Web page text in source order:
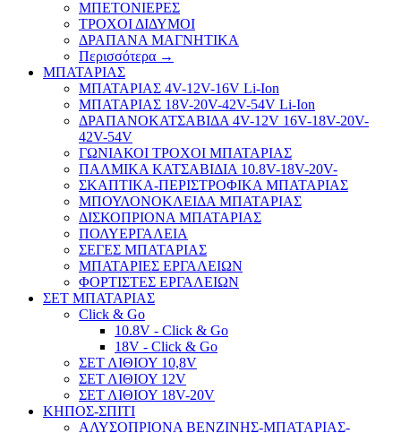
ΜΠΕΤΟΝΙΕΡΕΣ
ΤΡΟΧΟΙ ΔΙΔΥΜΟΙ
ΔΡΑΠΑΝΑ ΜΑΓΝΗΤΙΚΑ
Περισσότερα →
ΜΠΑΤΑΡΙΑΣ
ΜΠΑΤΑΡΙΑΣ 4V-12V-16V Li-Ion
ΜΠΑΤΑΡΙΑΣ 18V-20V-42V-54V Li-Ion
ΔΡΑΠΑΝΟΚΑΤΣΑΒΙΔΑ 4V-12V 16V-18V-20V-
42V-54V
ΓΩΝΙΑΚΟΙ ΤΡΟΧΟΙ ΜΠΑΤΑΡΙΑΣ
ΠΑΛΜΙΚΑ ΚΑΤΣΑΒΙΔΙΑ 10.8V-18V-20V-
ΣΚΑΠΤΙΚΑ-ΠΕΡΙΣΤΡΟΦΙΚΑ ΜΠΑΤΑΡΙΑΣ
ΜΠΟΥΛΟΝΟΚΛΕΙΔΑ ΜΠΑΤΑΡΙΑΣ
ΔΙΣΚΟΠΡΙΟΝΑ ΜΠΑΤΑΡΙΑΣ
ΠΟΛΥΕΡΓΑΛΕΙΑ
ΣΕΓΕΣ ΜΠΑΤΑΡΙΑΣ
ΜΠΑΤΑΡΙΕΣ ΕΡΓΑΛΕΙΩΝ
ΦΟΡΤΙΣΤΕΣ ΕΡΓΑΛΕΙΩΝ
ΣΕΤ ΜΠΑΤΑΡΙΑΣ
Click & Go
10.8V - Click & Go
18V - Click & Go
ΣΕΤ ΛΙΘΙΟΥ 10,8V
ΣΕΤ ΛΙΘΙΟΥ 12V
ΣΕΤ ΛΙΘΙΟΥ 18V-20V
ΚΗΠΟΣ-ΣΠΙΤΙ
ΑΛΥΣΟΠΡΙΟΝΑ ΒΕΝΖΙΝΗΣ-ΜΠΑΤΑΡΙΑΣ-